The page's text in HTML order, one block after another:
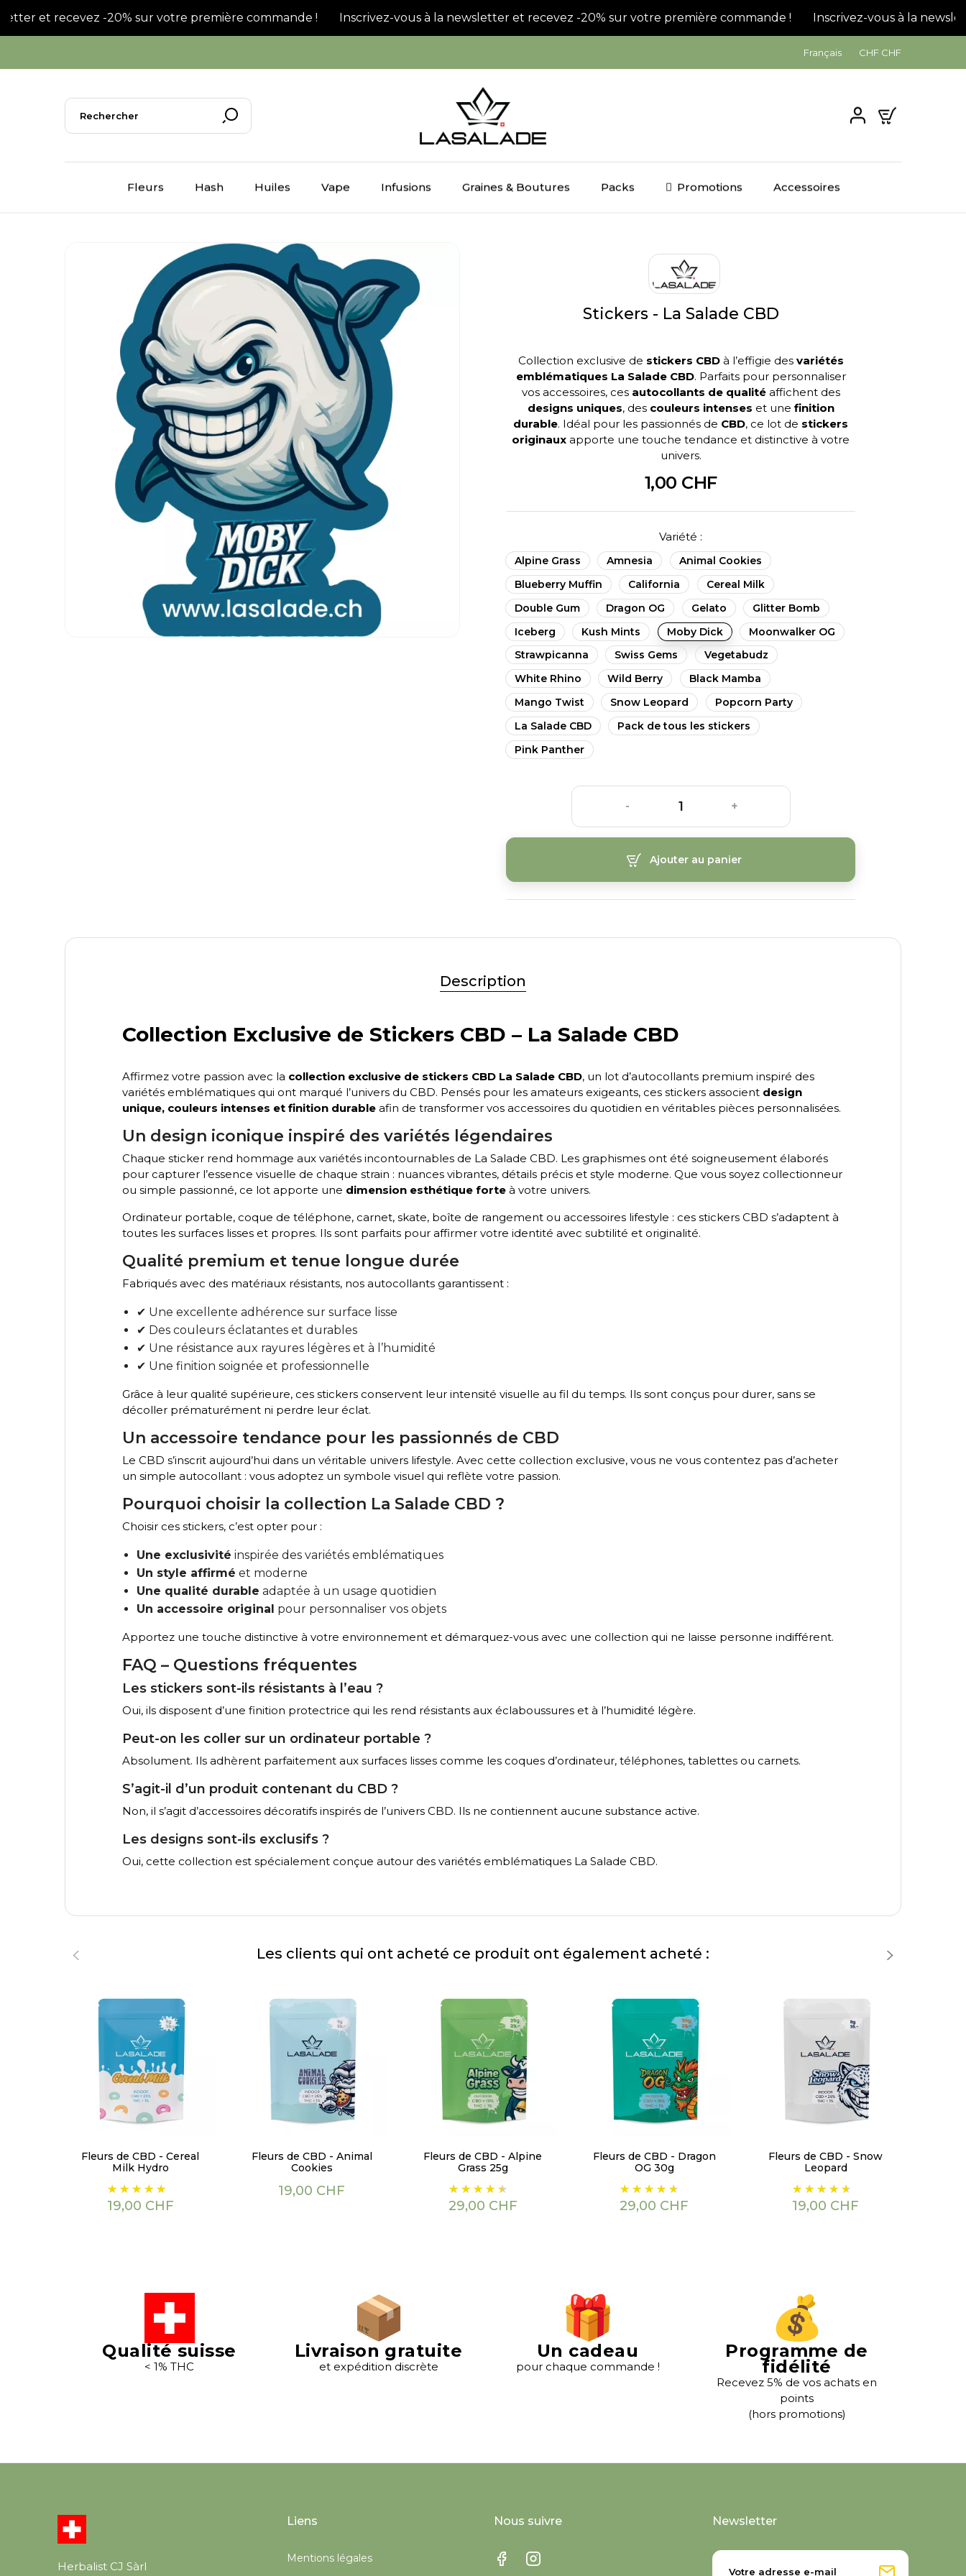
et recevez -20% sur votre première commande ! Inscrivez-vous à la newsletter et recevez -20% sur votre première commande ! Inscrivez-vous à la
Français CHF CHF
Fleurs Hash Huiles Vape Infusions Graines & Boutures Packs Promotions Accessoires
Stickers - La Salade CBD
Collection exclusive de stickers CBDà l’effigie des variétés
emblématiques La Salade CBD. Parfaits pour personnaliser
vos accessoires, ces autocollants de qualitéaffichent des
designs uniques, des couleurs intenses et une finition
durable. Idéal pour les passionnés de CBD, ce lot de stickers
originaux apporte une touche tendance et distinctive à votre
univers.
1,00 CHF
Variété :
Alpine Grass Amnesia
Animal Cookies
Blueberry Muffin
California
Cereal Milk
Double Gum
Dragon OG Gelato
Glitter Bomb
Iceberg
Kush Mints Moby Dick
Moonwalker OG
Strawpicanna
Swiss Gems
Vegetabudz
White Rhino
Wild Berry
Black Mamba
Mango Twist
Snow Leopard
Popcorn Party
La Salade CBD
Pack de tous les stickers
Pink Panther
- +
Ajouter au panier
Description
Collection Exclusive de Stickers CBD – La Salade CBD
Affirmez votre passion avec la collection exclusive de stickers CBD La Salade CBD, un lot d’autocollants premium inspiré des
variétés emblématiques qui ont marqué l’univers du CBD. Pensés pour les amateurs exigeants, ces stickers associent design
unique, couleurs intenses et finition durable afin de transformer vos accessoires du quotidien en véritables pièces personnalisées.
Un design iconique inspiré des variétés légendaires
Chaque sticker rend hommage aux variétés incontournables de La Salade CBD. Les graphismes ont été soigneusement élaborés
pour capturer l’essence visuelle de chaque strain : nuances vibrantes, détails précis et style moderne. Que vous soyez collectionneur
ou simple passionné, ce lot apporte une dimension esthétique forte à votre univers.
Ordinateur portable, coque de téléphone, carnet, skate, boîte de rangement ou accessoires lifestyle : ces stickers CBD s’adaptent à
toutes les surfaces lisses et propres. Ils sont parfaits pour affirmer votre identité avec subtilité et originalité.
Qualité premium et tenue longue durée
Fabriqués avec des matériaux résistants, nos autocollants garantissent :
✔ Une excellente adhérence sur surface lisse
✔ Des couleurs éclatantes et durables
✔ Une résistance aux rayures légères et à l’humidité
✔ Une finition soignée et professionnelle
Grâce à leur qualité supérieure, ces stickers conservent leur intensité visuelle au fil du temps. Ils sont conçus pour durer, sans se
décoller prématurément ni perdre leur éclat.
Un accessoire tendance pour les passionnés de CBD
Le CBD s’inscrit aujourd’hui dans un véritable univers lifestyle. Avec cette collection exclusive, vous ne vous contentez pas d’acheter
un simple autocollant : vous adoptez un symbole visuel qui reflète votre passion.
Pourquoi choisir la collection La Salade CBD ?
Choisir ces stickers, c’est opter pour :
Une exclusivité inspirée des variétés emblématiques
Un style affirmé et moderne
Une qualité durable adaptée à un usage quotidien
Un accessoire original pour personnaliser vos objets
Apportez une touche distinctive à votre environnement et démarquez-vous avec une collection qui ne laisse personne indifférent.
FAQ – Questions fréquentes
Les stickers sont-ils résistants à l’eau ?
Oui, ils disposent d’une finition protectrice qui les rend résistants aux éclaboussures et à l’humidité légère.
Peut-on les coller sur un ordinateur portable ?
Absolument. Ils adhèrent parfaitement aux surfaces lisses comme les coques d’ordinateur, téléphones, tablettes ou carnets.
S’agit-il d’un produit contenant du CBD ?
Non, il s’agit d’accessoires décoratifs inspirés de l’univers CBD. Ils ne contiennent aucune substance active.
Les designs sont-ils exclusifs ?
Oui, cette collection est spécialement conçue autour des variétés emblématiques La Salade CBD.
Les clients qui ont acheté ce produit ont également acheté :
Fleurs de CBD - Cereal
Milk Hydro
Prix
19,00 CHF
Fleurs de CBD - Animal
Cookies
Prix
19,00 CHF
Fleurs de CBD - Alpine
Grass 25g
Prix
29,00 CHF
Fleurs de CBD - Dragon
OG 30g
Prix
29,00 CHF
Fleurs de CBD - Snow
Leopard
Prix
19,00 CHF
Qualité suisse
< 1% THC
Livraison gratuite
et expédition discrète
Un cadeau
pour chaque commande !
Programme de
fidélité
Recevez 5% de vos achats en
points
(hors promotions)
Herbalist CJ Sàrl
Liens
Mentions légales
Nous suivre Newsletter